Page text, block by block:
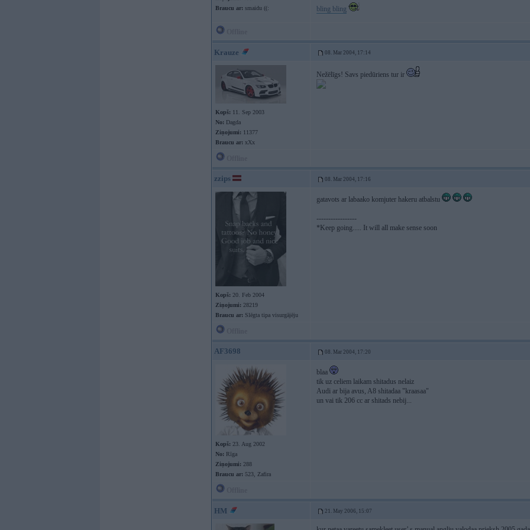
Braucu ar: smaidu ((: bling bling
Krauze 08. Mar 2004, 17:14
Kopš: 11. Sep 2003
No: Dagda
Ziņojumi: 11377
Braucu ar: xXx
Nežēlīgs! Savs piedūriens tur ir
zzips 08. Mar 2004, 17:16
Kopš: 20. Feb 2004
Ziņojumi: 28219
Braucu ar: Slēgta tipa visurgājēju
gatavots ar labaako komjuter hakeru atbalstu
-----------------
*Keep going..... It will all make sense soon
AF3698 08. Mar 2004, 17:20
Kopš: 23. Aug 2002
No: Rīga
Ziņojumi: 288
Braucu ar: 523, Zafira
blaa
tik uz celiem laikam shitadus nelaiz
Audi ar bija avus, A8 shitadaa "kraasaa"
un vai tik 206 cc ar shitads nebij...
HM 21. May 2006, 15:07